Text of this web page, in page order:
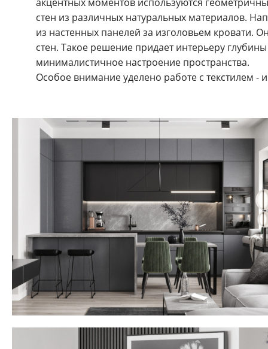
стен из различных натуральных материалов.
из настенных панелей за изголовьем кровати.
стен. Такое решение придает интерьеру
минималистичное настроение пространства.
Особое внимание уделено работе с текстилем